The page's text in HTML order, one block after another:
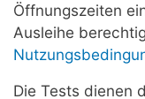
Öffnungszeiten
Ausleihe
Die Tests dienen